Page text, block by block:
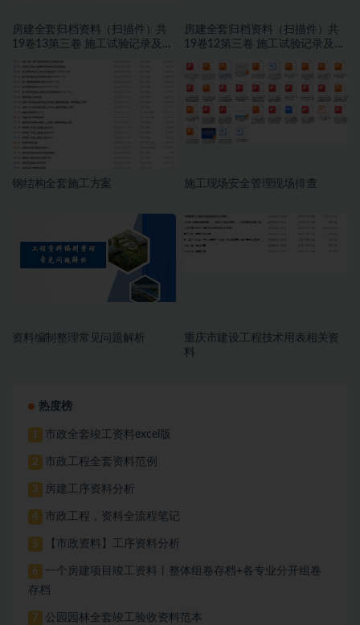
房建全套归档资料（扫描件）共
19卷13第三卷 施工试验记录及检
测文件 2.2册
房建全套归档资料（扫描件）共
19卷12第三卷 施工试验记录及检
钢结构全套施工方案 施工现场安全管理现场排查
资料编制整理常见问题解析
重庆市建设工程技术用表相关资
料
热度榜
1 市政全套竣工资料excel版
2 市政工程全套资料范例
3 房建工序资料分析
4 市政工程，资料全流程笔记
5 【市政资料】工序资料分析
6
一个房建项目竣工资料丨整体组卷存档+各专业分开组卷
存档
7 公园园林全套竣工验收资料范本